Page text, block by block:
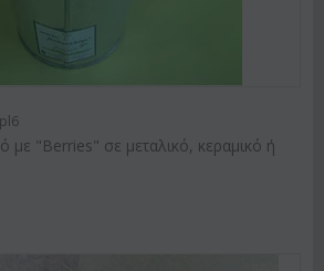
με "Berries" σε μεταλικό, κεραμικό ή